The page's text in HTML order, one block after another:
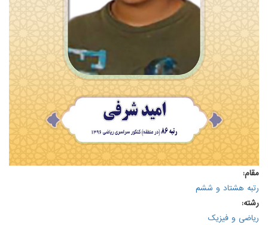
مقام:
رتبه هشتاد و ششم
رشته:
ریاضی و فیزیک